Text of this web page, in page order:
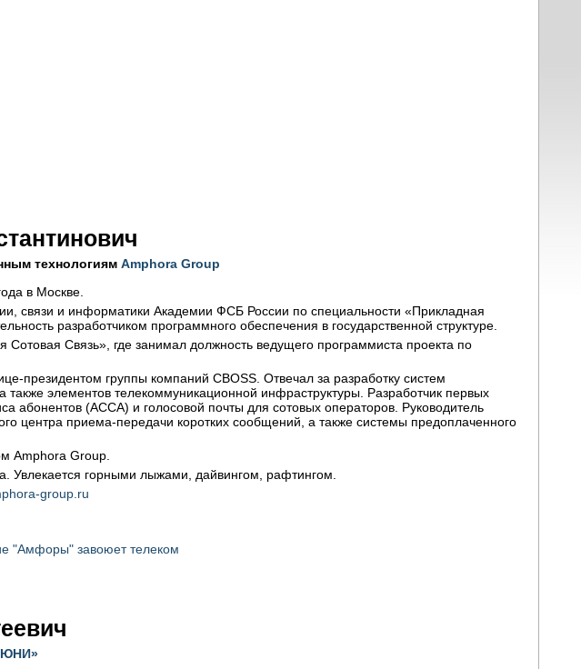
технологиям Amphora Group
в Москве.
связи и информатики Академии ФСБ России по специальности «Прикладная
разработчиком программного обеспечения в государственной структуре.
Связь», где занимал должность ведущего программиста проекта по
президентом группы компаний CBOSS. Отвечал за разработку систем
также элементов телекоммуникационной инфраструктуры. Разработчик первых
абонентов (АССА) и голосовой почты для сотовых операторов. Руководитель
центра приема-передачи коротких сообщений, а также системы предоплаченного
Amphora Group.
Увлекается горными лыжами, дайвингом, рафтингом.
group.ru
"Амфоры" завоюет телеком
ЮНИ»